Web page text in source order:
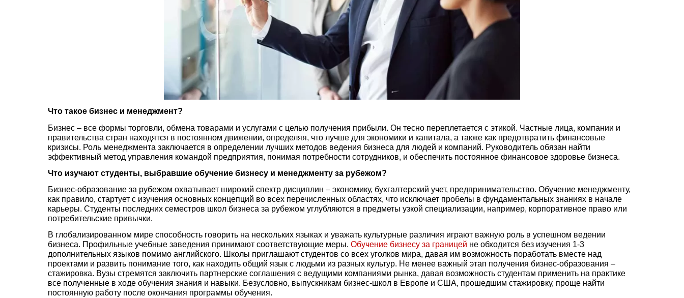
Что такое бизнес и менеджмент?
Бизнес – все формы торговли, обмена товарами и услугами с целью получения прибыли. Он тесно переплетается с этикой. Частные лица, компании и
правительства стран находятся в постоянном движении, определяя, что лучше для экономики и капитала, а также как предотвратить финансовые
кризисы. Роль менеджмента заключается в определении лучших методов ведения бизнеса для людей и компаний. Руководитель обязан найти
эффективный метод управления командой предприятия, понимая потребности сотрудников, и обеспечить постоянное финансовое здоровье бизнеса.
Что изучают студенты, выбравшие обучение бизнесу и менеджменту за рубежом?
Бизнес-образование за рубежом охватывает широкий спектр дисциплин – экономику, бухгалтерский учет, предпринимательство. Обучение менеджменту,
как правило, стартует с изучения основных концепций во всех перечисленных областях, что исключает пробелы в фундаментальных знаниях в начале
карьеры. Студенты последних семестров школ бизнеса за рубежом углубляются в предметы узкой специализации, например, корпоративное право или
потребительские привычки.
В глобализированном мире способность говорить на нескольких языках и уважать культурные различия играют важную роль в успешном ведении
бизнеса. Профильные учебные заведения принимают соответствующие меры. Обучение бизнесу за границей не обходится без изучения 1-3
дополнительных языков помимо английского. Школы приглашают студентов со всех уголков мира, давая им возможность поработать вместе над
проектами и развить понимание того, как находить общий язык с людьми из разных культур. Не менее важный этап получения бизнес-образования –
стажировка. Вузы стремятся заключить партнерские соглашения с ведущими компаниями рынка, давая возможность студентам применить на практике
все полученные в ходе обучения знания и навыки. Безусловно, выпускникам бизнес-школ в Европе и США, прошедшим стажировку, проще найти
постоянную работу после окончания программы обучения.